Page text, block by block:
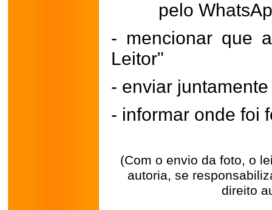
pelo
- mencionar que
Leitor"
- enviar
- informar onde foi
(Com o envio da foto, o
autoria, se
direito